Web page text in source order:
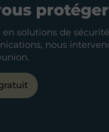
protéger
en solutions de
nous